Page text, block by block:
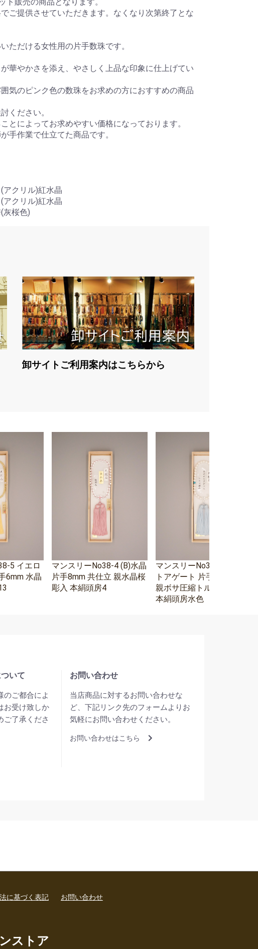
ご提供させていただきます。なくなり次第終了とな
ただける女性用の片手数珠です。
華やかさを添え、やさしく上品な印象に仕上げてい
気のピンク色の数珠をお求めの方におすすめの商品
ください。
とによってお求めやすい価格になっております。
手作業で仕立てた商品です。
アクリル)紅水晶
アクリル)紅水晶
灰桜色)
卸サイトご利用案内はこちらから
5 イエロ
6mm 水晶
マンスリーNo38-4 (B)水晶
片手8mm 共仕立 親水晶桜
彫入 本絹頭房4
マンスリーNo38-3 ホワイ
トアゲート 片手8mm 水晶
親ボサ圧縮トルコ石二天
本絹頭房水色
いて
のご都合によ
お受け致しか
ご了承くださ
お問い合わせ
当店商品に対するお問い合わせな
ど、下記リンク先のフォームよりお
気軽にお問い合わせください。
お問い合わせはこちら
に基づく表記 お問い合わせ
ストア